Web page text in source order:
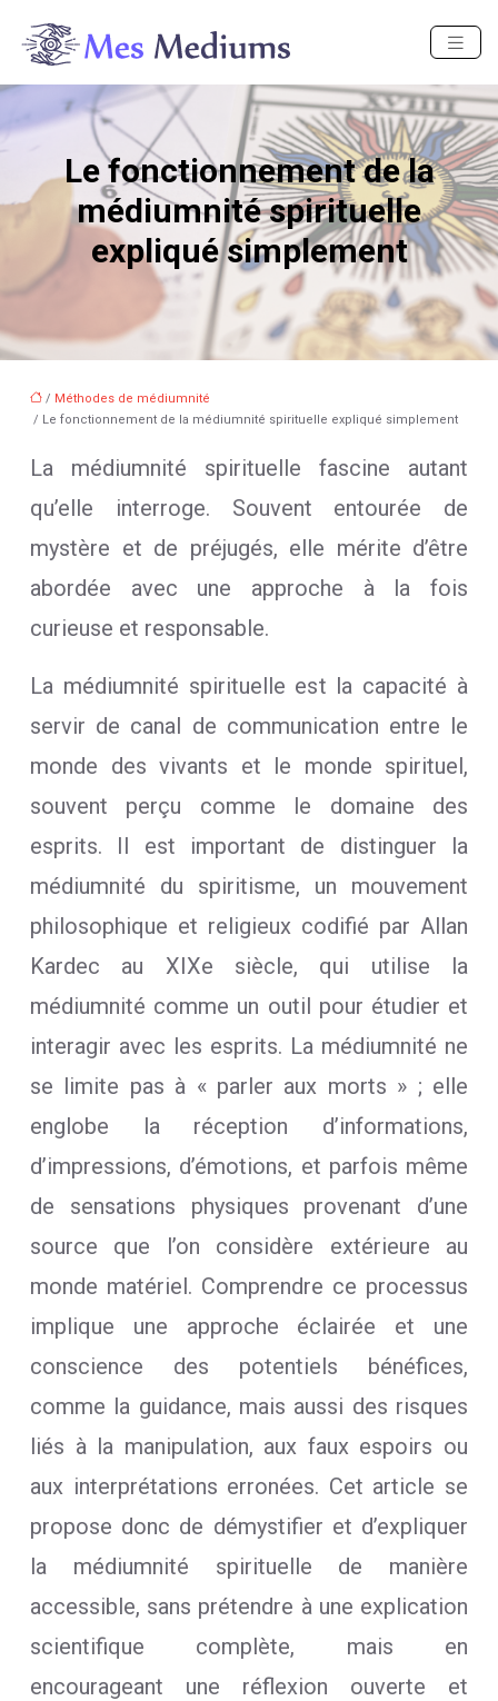
Le fonctionnement de la
médiumnité spirituelle
expliqué simplement
/ Méthodes de médiumnité
/ Le fonctionnement de la médiumnité spirituelle expliqué simplement
La médiumnité spirituelle fascine autant
qu’elle interroge. Souvent entourée de
mystère et de préjugés, elle mérite d’être
abordée avec une approche à la fois
curieuse et responsable.
La médiumnité spirituelle est la capacité à
servir de canal de communication entre le
monde des vivants et le monde spirituel,
souvent perçu comme le domaine des
esprits. Il est important de distinguer la
médiumnité du spiritisme, un mouvement
philosophique et religieux codifié par Allan
Kardec au XIXe siècle, qui utilise la
médiumnité comme un outil pour étudier et
interagir avec les esprits. La médiumnité ne
se limite pas à « parler aux morts » ; elle
englobe la réception d’informations,
d’impressions, d’émotions, et parfois même
de sensations physiques provenant d’une
source que l’on considère extérieure au
monde matériel. Comprendre ce processus
implique une approche éclairée et une
conscience des potentiels bénéfices,
comme la guidance, mais aussi des risques
liés à la manipulation, aux faux espoirs ou
aux interprétations erronées. Cet article se
propose donc de démystifier et d’expliquer
la médiumnité spirituelle de manière
accessible, sans prétendre à une explication
scientifique complète, mais en
encourageant une réflexion ouverte et